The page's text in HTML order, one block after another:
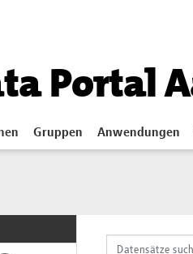
Portal
Gruppen Anwendungen